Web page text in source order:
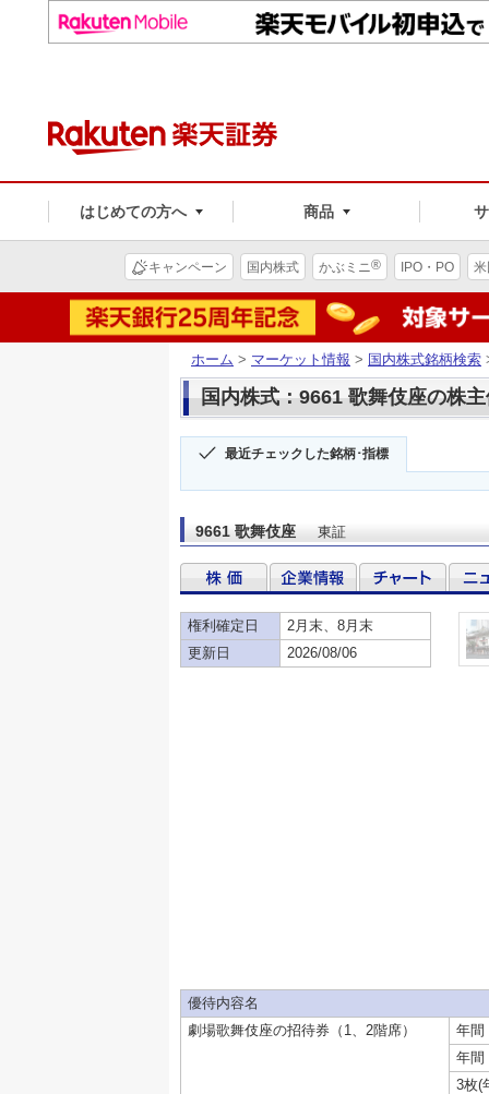
はじめての方へ 商品
キャンペーン 国内株式 かぶミニ® IPO・PO
ホーム > マーケット情報 > 国内株式銘柄検索
国内株式：9661 歌舞伎座の株
最近チェックした銘柄･指標
9661 歌舞伎座 東証
権利確定日
2月末、8月末
更新日
2026/08/06
優待内容名
劇場歌舞伎座の招待券（1、2階席）
年間
年間
3枚(